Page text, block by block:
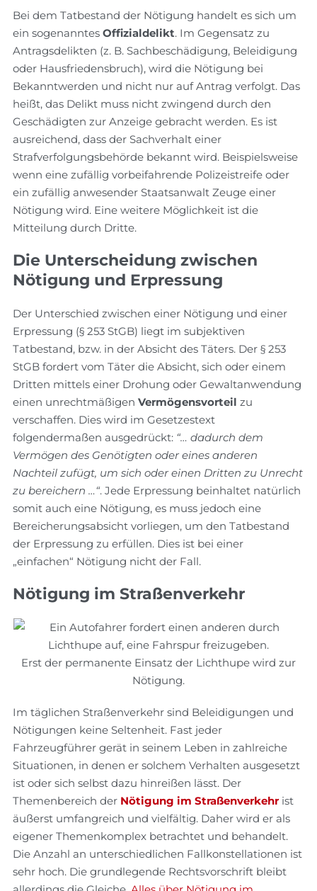
Bei dem Tatbestand der Nötigung handelt es sich um
ein sogenanntesOffizialdelikt. Im Gegensatz zu
Antragsdelikten (z. B. Sachbeschädigung, Beleidigung
oder Hausfriedensbruch), wird die Nötigung bei
Bekanntwerden und nicht nur auf Antrag verfolgt. Das
heißt, das Delikt muss nicht zwingend durch den
Geschädigten zur Anzeige gebracht werden. Es ist
ausreichend, dass der Sachverhalt einer
Strafverfolgungsbehörde bekannt wird. Beispielsweise
wenn eine zufällig vorbeifahrende Polizeistreife oder
ein zufällig anwesender Staatsanwalt Zeuge einer
Nötigung wird. Eine weitere Möglichkeit ist die
Mitteilung durch Dritte.
Die Unterscheidung zwischen
Nötigung und Erpressung
Der Unterschied zwischen einer Nötigung und einer
Erpressung (§ 253 StGB) liegt im subjektiven
Tatbestand, bzw. in der Absicht des Täters. Der § 253
StGB fordert vom Täter die Absicht, sich oder einem
Dritten mittels einer Drohung oder Gewaltanwendung
einen unrechtmäßigenVermögensvorteil zu
verschaffen. Dies wird im Gesetzestext
folgendermaßen ausgedrückt: “… dadurch dem
Vermögen des Genötigten oder eines anderen
Nachteil zufügt, um sich oder einen Dritten zu Unrecht
zu bereichern …“. Jede Erpressung beinhaltet natürlich
somit auch eine Nötigung, es muss jedoch eine
Bereicherungsabsicht vorliegen, um den Tatbestand
der Erpressung zu erfüllen. Dies ist bei einer
„einfachen“ Nötigung nicht der Fall.
Nötigung im Straßenverkehr
Erst der permanente Einsatz der Lichthupe wird zur
Nötigung.
Im täglichen Straßenverkehr sind Beleidigungen und
Nötigungen keine Seltenheit. Fast jeder
Fahrzeugführer gerät in seinem Leben in zahlreiche
Situationen, in denen er solchem Verhalten ausgesetzt
ist oder sich selbst dazu hinreißen lässt. Der
Themenbereich der Nötigung im Straßenverkehrist
äußerst umfangreich und vielfältig. Daher wird er als
eigener Themenkomplex betrachtet und behandelt.
Die Anzahl an unterschiedlichen Fallkonstellationen ist
sehr hoch. Die grundlegende Rechtsvorschrift bleibt